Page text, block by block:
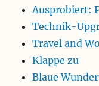
Ausprobiert:
Technik-
Travel and
Klappe zu
Blaue